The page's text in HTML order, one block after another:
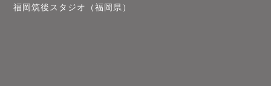
福岡筑後スタジオ（福岡県）